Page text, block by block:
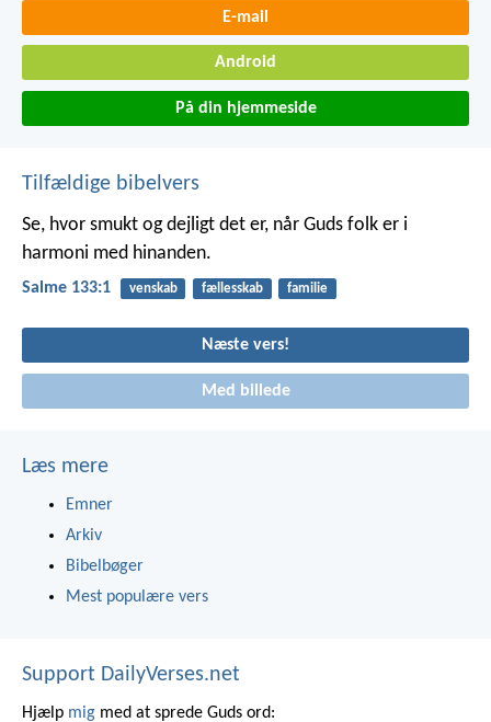
E-mail
Android
På din hjemmeside
Tilfældige bibelvers
Se, hvor smukt og dejligt det er, når Guds folk er i
harmoni med hinanden.
Salme 133:1 venskab fællesskab familie
Næste vers!
Med billede
Læs mere
Emner
Arkiv
Bibelbøger
Mest populære vers
Support DailyVerses.net
Hjælp mig med at sprede Guds ord: